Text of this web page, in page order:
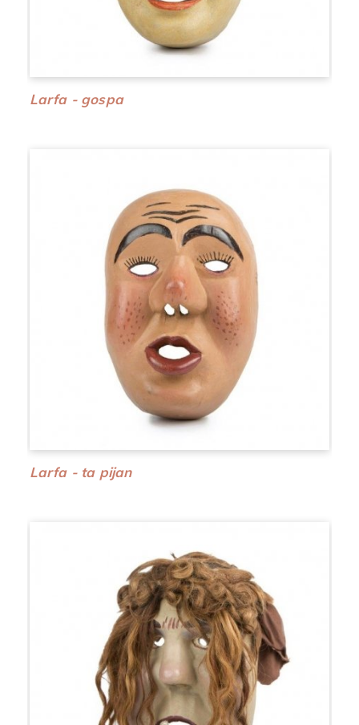
Larfa - gospa
Larfa - ta pijan